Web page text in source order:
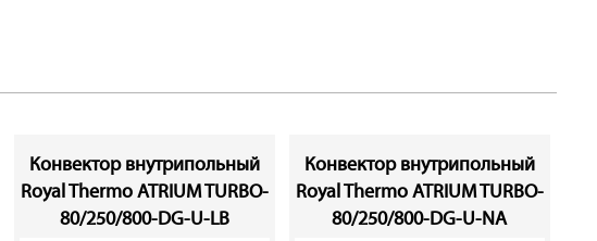
технологией ЕС для достижения максимальной теплоотдачи .
Малошумный –уровень звукового давления всего 29 дБ(A) на
Конвектор внутрипольный
Royal Thermo ATRIUM TURBO-
80/250/800-DG-U-LB
Конвектор внутрипольный
Royal Thermo ATRIUM TURBO-
80/250/800-DG-U-NA